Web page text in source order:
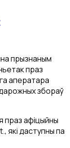
прызнаным
праз
аператара
збораў
праз афіцыйны
які даступны па